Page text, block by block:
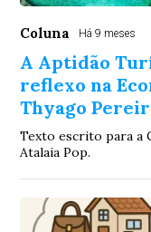
Coluna Há 9 meses
A Aptidão
reflexo na
Thyago
Texto escrito para a
Atalaia Pop.